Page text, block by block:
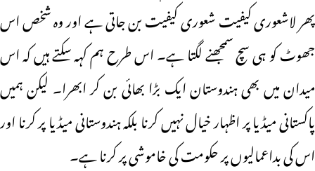
پھر لاشعوری کیفیت شعوری کیفیت بن جاتی ہے اور وہ شخص اس
جھوٹ کو ہی سچ سمجھنے لگتا ہے۔ اس طرح ہم کہہ سکتے ہیں کہ اس
میدان میں بھی ہندوستان ایک بڑا بھائی بن کر ابھرا۔ لیکن ہمیں
پاکستانی میڈیا پر اظہار خیال نہیں کرنا بلکہ ہندوستانی میڈیا پر کرنا اور
اس کی بداعمالیوں پر حکومت کی خاموشی پر کرنا ہے۔